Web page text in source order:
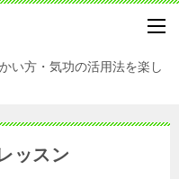
い方・気功の活用法を楽し
ッスン